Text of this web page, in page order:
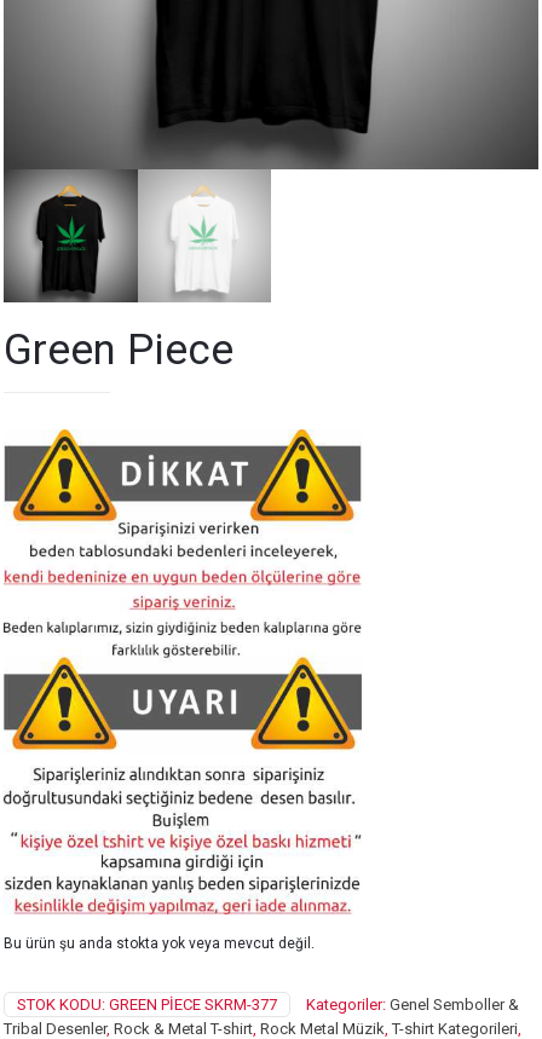
Green Piece
Bu ürün şu anda stokta yok veya mevcut değil.
STOK KODU: GREEN PIECE SKRM-377 Kategoriler: Genel Semboller &
Tribal Desenler, Rock & Metal T-shirt Rock Metal Müzik ,T-shirt Kategorileri